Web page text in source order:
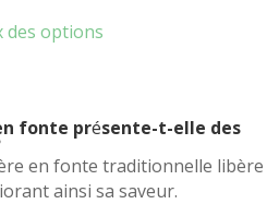
5
des options
fonte présente-t-elle des
en fonte traditionnelle libère
ainsi sa saveur.